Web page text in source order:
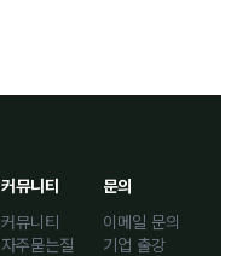
커뮤니티
커뮤니티
자주묻는질
문의
이메일 문의
기업 출강